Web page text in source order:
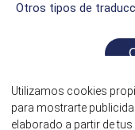
Otros tipos de
Utilizamos cookies
para mostrarte
elaborado a partir de